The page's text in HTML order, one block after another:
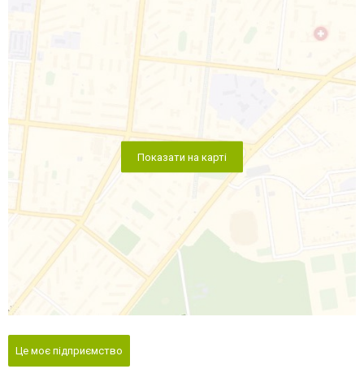
Показати на карті
Це моє підприємство